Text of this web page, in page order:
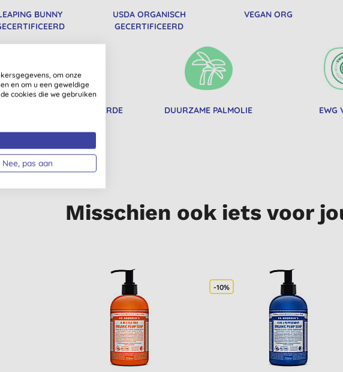
BUNNY
USDA ORGANISCH
GECERTIFICEERD
VEGAN ORG
B CORP GECERTIFICEERDE
DUURZAME PALMOLIE EWG
Misschien ook iets voor
-10%
om onze
en om u een geweldige
cookies die we gebruiken
Nee, pas aan